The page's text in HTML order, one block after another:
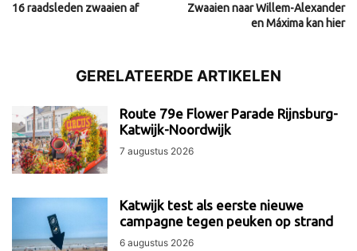
16 raadsleden zwaaien af
Zwaaien naar Willem-Alexander
en Máxima kan hier
GERELATEERDE ARTIKELEN
Route 79e Flower Parade Rijnsburg-
Katwijk-Noordwijk
7 augustus 2026
Katwijk test als eerste nieuwe
campagne tegen peuken op strand
6 augustus 2026